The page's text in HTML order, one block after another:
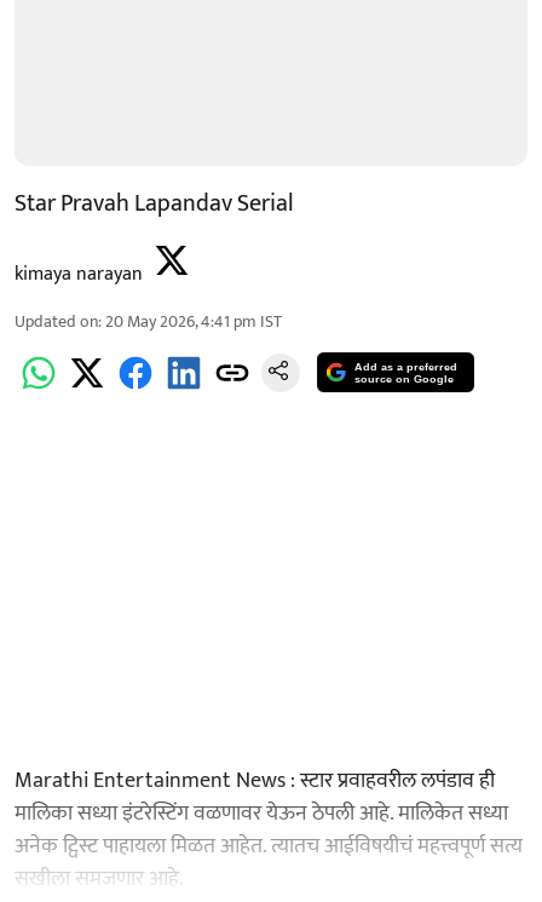
Star Pravah Lapandav Serial
kimaya narayan
Updated on:20 May 2026, 4:41 pm IST
Add as a preferred
source on Google
Marathi Entertainment News : स्टार प्रवाहवरील लपंडाव ही
मालिका सध्या इंटरेस्टिंग वळणावर येऊन ठेपली आहे. मालिकेत सध्या
अनेक ट्विस्ट पाहायला मिळत आहेत. त्यातच आईविषयीचं महत्त्वपूर्ण सत्य
सखीला समजणार आहे.